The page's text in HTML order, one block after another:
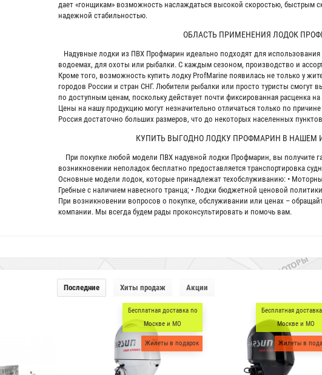
дает «гонщикам» возможность наслаждаться высокой скоростью, быстрым
надежной стабильностью.
ОБЛАСТЬ ПРИМЕНЕНИЯ ЛОДОК
Надувные лодки из ПВХ Профмарин идеально подходят для
водоемах, для охоты или рыбалки. С каждым сезоном, производство и
Кроме того, возможность купить лодку ProfMarine появилась не только у
городов России и стран СНГ. Любители рыбалки или просто туристы смогут
по доступным ценам, поскольку действует почти фиксированная расценка
Цены на нашу продукцию могут незначительно отличаться только по
Россия достаточно больших размеров, что до некоторых населенных
КУПИТЬ ВЫГОДНО ЛОДКУ ПРОФМАРИН В НАШЕМ
При покупке любой модели ПВХ надувной лодки Профмарин, вы получите
возникновении неполадок бесплатно предоставляется транспортировка
Основные модели лодок, которые принадлежат техобслуживанию: •
Гребные с наличием навесного транца; • Лодки бюджетной ценовой
При возникновении вопросов о покупке, обслуживании или ценах –
компании. Мы всегда будем рады проконсультировать и помочь вам.
Последние Хиты продаж Акции
Бесплатная доставка по
Москве и МО
Жилеты в подарок
Бесплатная
Москве и МО
Жилеты в